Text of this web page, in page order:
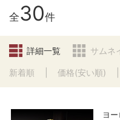
全30件
詳細一覧 サムネ
新着順 価格(安い順)
ヨ